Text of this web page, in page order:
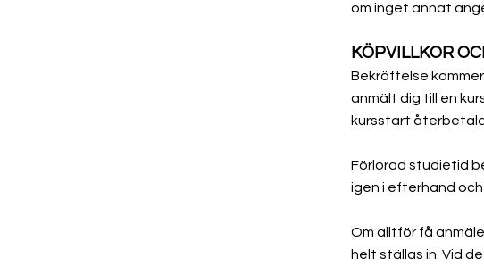
om inget annat
KÖPVILLKOR
Bekräftelse
anmält dig till en
kursstart
Förlorad studietid
igen i efterhand
Om alltför få
helt ställas in. Vid